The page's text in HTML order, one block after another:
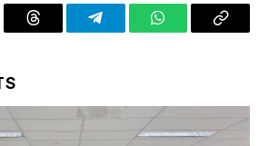
Threads TelegramWhatsAppCopy